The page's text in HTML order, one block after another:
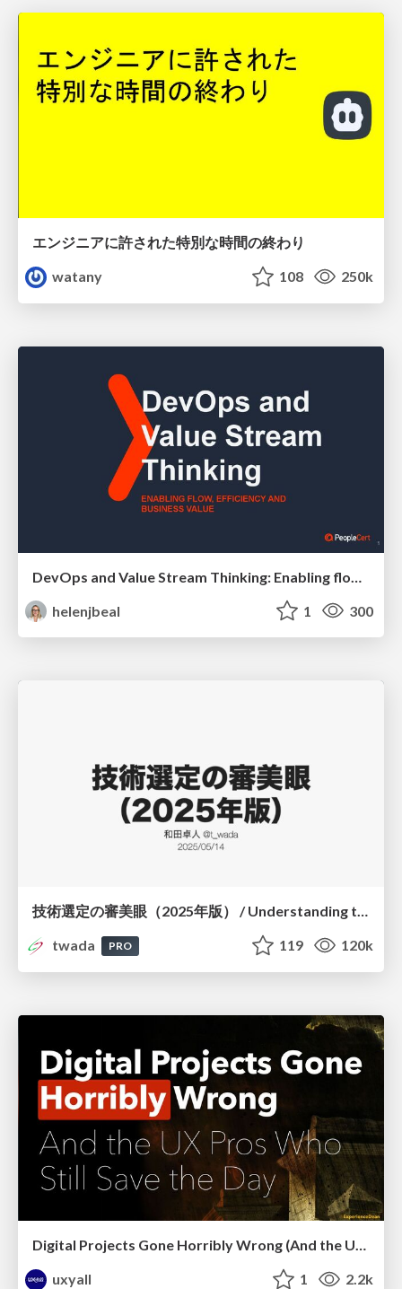
エンジニアに許された特別な時間の終わり
watany
108 250k
helenjbeal
1 300
技術選定の審美眼（2025年版） / Understanding the Spiral of Technologies 2025 edition
twada
PRO 119 120k
Digital Projects Gone Horribly Wrong (And the UX Pros Who Still Save the Day) - Dean Schuster
uxyall
1 2.2k